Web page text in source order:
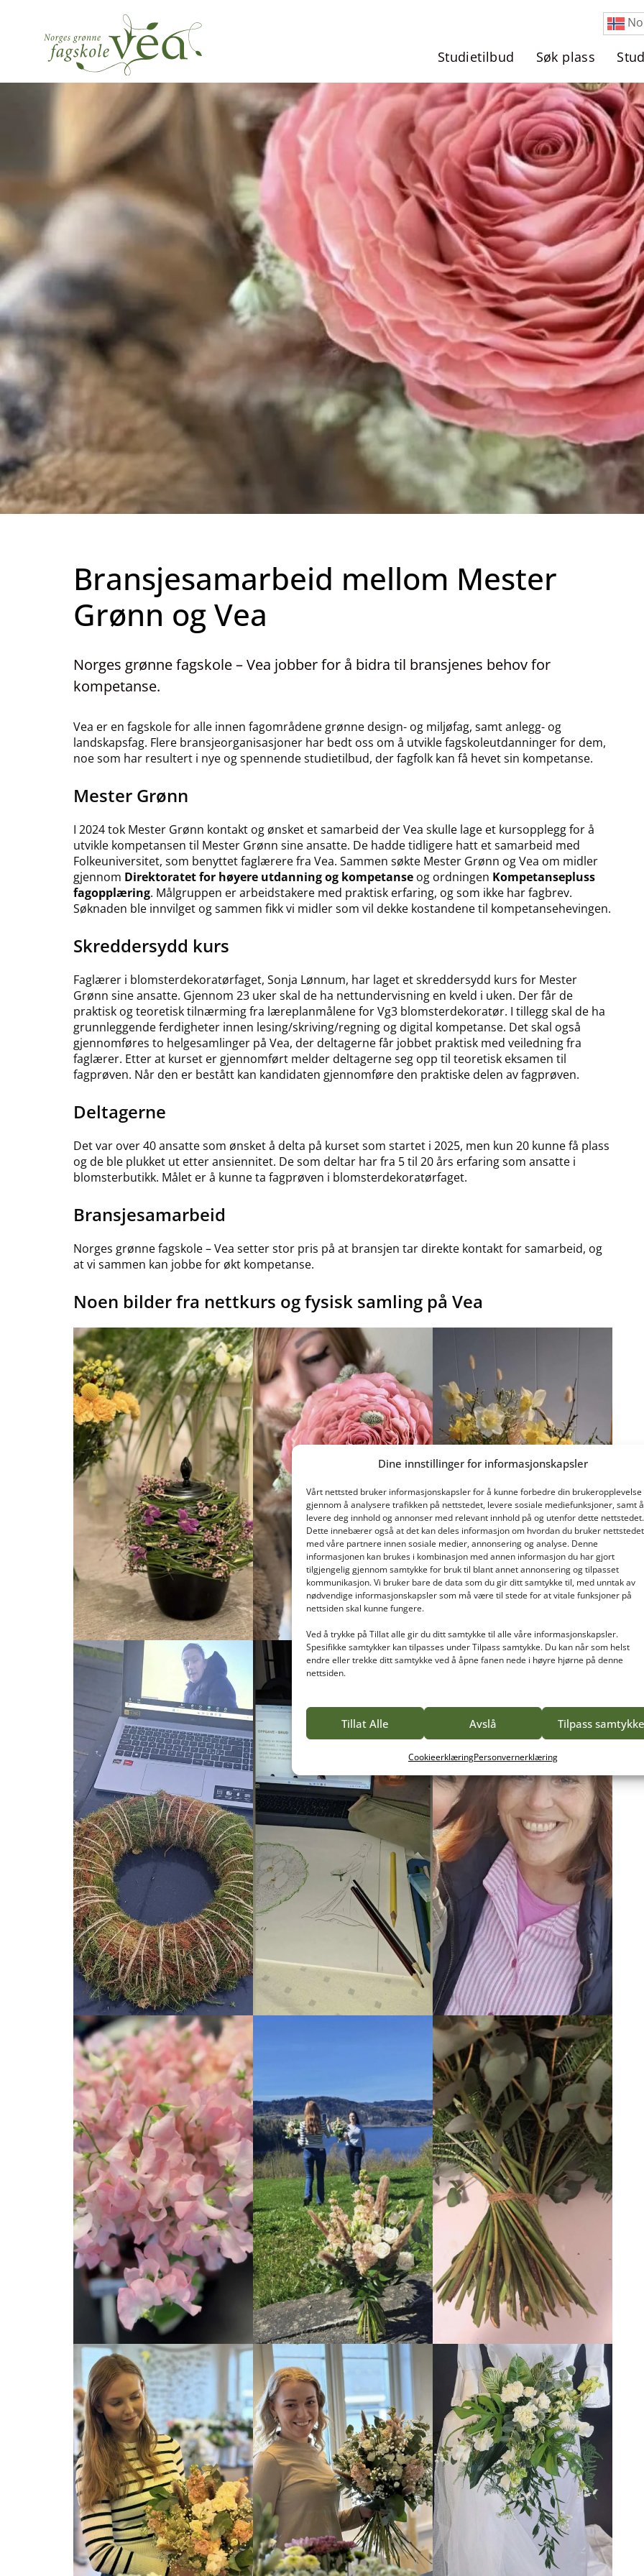
Dine innstillinger for informasjonskapsler
Vårt nettsted bruker informasjonskapsler for å kunne forbedre din brukeropplevelse
gjennom å analysere trafikken på nettstedet, levere sosiale mediefunksjoner, samt å
levere deg innhold og annonser med relevant innhold på og utenfor dette nettstedet.
Dette innebærer også at det kan deles informasjon om hvordan du bruker nettstedet
med våre partnere innen sosiale medier, annonsering og analyse. Denne
informasjonen kan brukes i kombinasjon med annen informasjon du har gjort
tilgjengelig gjennom samtykke for bruk til blant annet annonsering og tilpasset
kommunikasjon. Vi bruker bare de data som du gir ditt samtykke til, med unntak av
nødvendige informasjonskapsler som må være til stede for at vitale funksjoner på
nettsiden skal kunne fungere.
Ved å trykke på Tillat alle gir du ditt samtykke til alle våre informasjonskapsler.
Spesifikke samtykker kan tilpasses under Tilpass samtykke. Du kan når som helst
endre eller trekke ditt samtykke ved å åpne fanen nede i høyre hjørne på denne
nettsiden.
Tillat Alle Avslå Tilpass samtykke
CookieerklæringPersonvernerklæring
Studietilbud Søk plass
Bransjesamarbeid mellom Mester
Grønn og Vea
Norges grønne fagskole–Vea jobber for å bidra til bransjenes behov for
kompetanse.
Vea er en fagskole for alle innen fagområdene grønne design- og miljøfag, samt anlegg- og
landskapsfag. Flere bransjeorganisasjoner har bedt oss om å utvikle fagskoleutdanninger for dem,
noe som har resultert i nye og spennende studietilbud, der fagfolk kan få hevet sin kompetanse.
Mester Grønn
I 2024 tok Mester Grønn kontakt og ønsket et samarbeid der Vea skulle lage et kursopplegg for å
utvikle kompetansen til Mester Grønn sine ansatte. De hadde tidligere hatt et samarbeid med
Folkeuniversitet, som benyttet faglærere fra Vea. Sammen søkte Mester Grønn og Vea om midler
gjennom Direktoratet for høyere utdanning og kompetanse og ordningen Kompetansepluss
fagopplæring. Målgruppen er arbeidstakere med praktisk erfaring, og som ikke har fagbrev.
Søknaden ble innvilget og sammen fikk vi midler som vil dekke kostandene til kompetansehevingen.
Skreddersydd kurs
Faglærer i blomsterdekoratørfaget, Sonja Lønnum, har laget et skreddersydd kurs for Mester
Grønn sine ansatte. Gjennom 23 uker skal de ha nettundervisning en kveld i uken. Der får de
praktisk og teoretisk tilnærming fra læreplanmålene for Vg3 blomsterdekoratør. I tillegg skal de ha
grunnleggende ferdigheter innen lesing/skriving/regning og digital kompetanse. Det skal også
gjennomføres to helgesamlinger på Vea, der deltagerne får jobbet praktisk med veiledning fra
faglærer. Etter at kurset er gjennomført melder deltagerne seg opp til teoretisk eksamen til
fagprøven. Når den er bestått kan kandidaten gjennomføre den praktiske delen av fagprøven.
Deltagerne
Det var over 40 ansatte som ønsket å delta på kurset som startet i 2025, men kun 20 kunne få plass
og de ble plukket ut etter ansiennitet. De som deltar har fra 5 til 20 års erfaring som ansatte i
blomsterbutikk. Målet er å kunne ta fagprøven i blomsterdekoratørfaget.
Bransjesamarbeid
Norges grønne fagskole – Vea setter stor pris på at bransjen tar direkte kontakt for samarbeid, og
at vi sammen kan jobbe for økt kompetanse.
Noen bilder fra nettkurs og fysisk samling på Vea